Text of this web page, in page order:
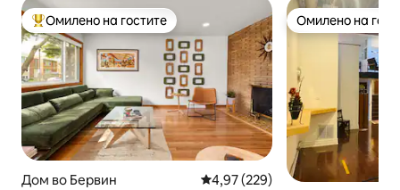
Меѓу најуспешните „Омилени на гостите“
Омилено на гостите
Дом во Бервин Просечна оцена: 4,97 од 5,
4,97 (229)
Омилено на
Омилено на